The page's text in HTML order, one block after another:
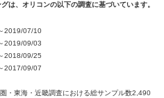
は、オリコンの以下の調査に基づいています。
2019/07/10
2019/09/03
2018/09/25
2017/09/07
・東海・近畿調査における総サンプル数2,490